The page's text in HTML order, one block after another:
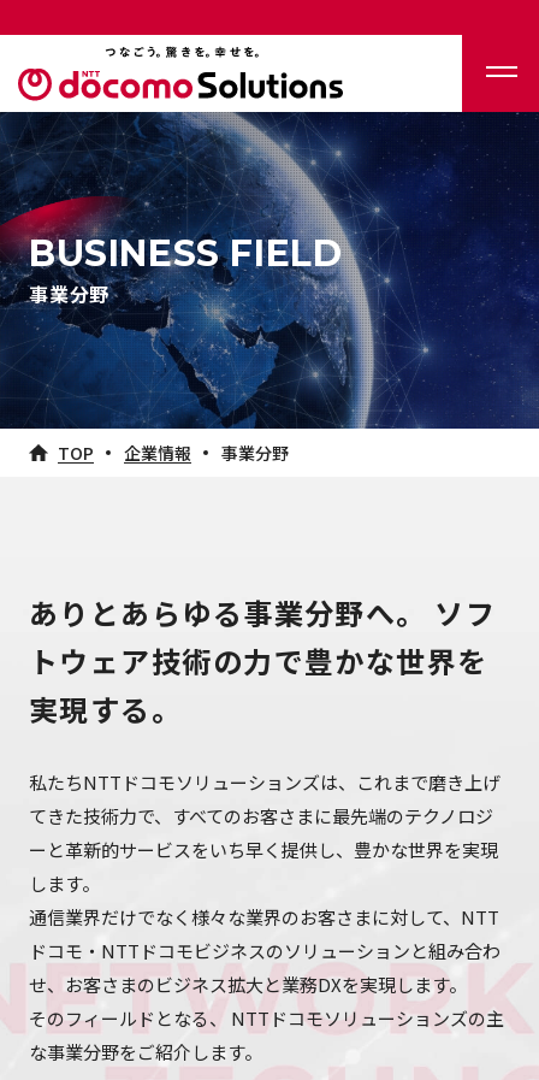
BUSINESS FIELD
事業分野
TOP 企業情報 事業分野
ありとあらゆる事業分野へ。 ソフ
トウェア技術の力で豊かな世界を
実現する。
私たちNTTドコモソリューションズは、これまで磨き上げ
てきた技術力で、すべてのお客さまに最先端のテクノロジ
ーと革新的サービスをいち早く提供し、豊かな世界を実現
します。
通信業界だけでなく様々な業界のお客さまに対して、NTT
ドコモ・NTTドコモビジネスのソリューションと組み合わ
せ、お客さまのビジネス拡大と業務DXを実現します。
そのフィールドとなる、 NTTドコモソリューションズの主
な事業分野をご紹介します。